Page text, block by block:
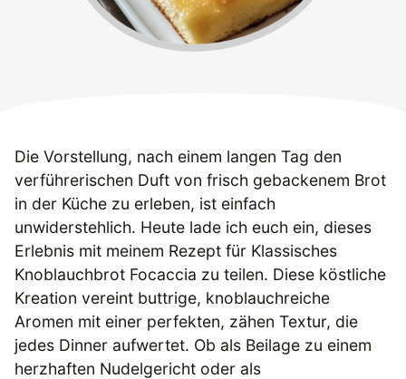
Die Vorstellung, nach einem langen Tag den
verführerischen Duft von frisch gebackenem Brot
in der Küche zu erleben, ist einfach
unwiderstehlich. Heute lade ich euch ein, dieses
Erlebnis mit meinem Rezept für Klassisches
Knoblauchbrot Focaccia zu teilen. Diese köstliche
Kreation vereint buttrige, knoblauchreiche
Aromen mit einer perfekten, zähen Textur, die
jedes Dinner aufwertet. Ob als Beilage zu einem
herzhaften Nudelgericht oder als